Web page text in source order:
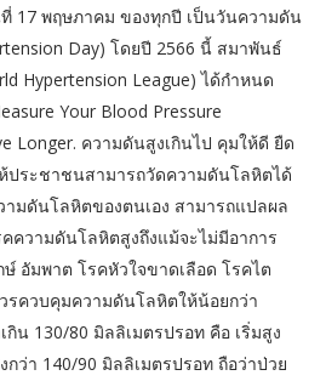
17 พฤษภาคม ของทุกปี เป็นวันความดัน
Day) โดยปี 2566 นี้ สมาพันธ์
Hypertension League) ได้กำหนด
Your Blood Pressure
Longer. ความดันสูงเกินไป คุมให้ดี ยืด
ประชาชนสามารถวัดความดันโลหิตได้
ามดันโลหิตของตนเอง สามารถแปลผล
ความดันโลหิตสูงถึงแม้จะไม่มีอาการ
อัมพาต โรคหัวใจขาดเลือด โรคไต
รควบคุมความดันโลหิตให้น้อยกว่า
กิน 130/80 มิลลิเมตรปรอท คือ เริ่มสูง
กว่า 140/90 มิลลิเมตรปรอท ถือว่าป่วย